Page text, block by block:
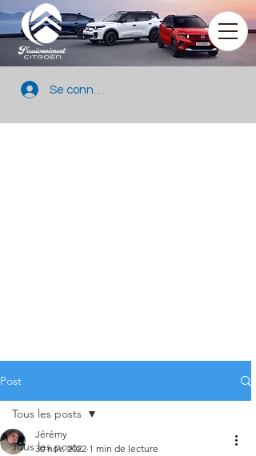
Se connecter
Post
Tous les posts
Tous les posts
Jérémy
30 nov. 2022 1 min de lecture